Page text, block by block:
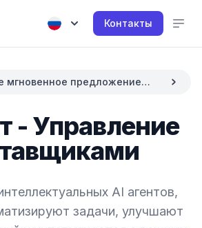
Контакты
мгновенное предложение
- Управление
AI агентов,
задачи, улучшают